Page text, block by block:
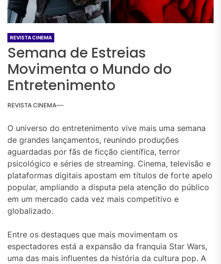
REVISTA CINEMA
Semana de Estreias
Movimenta o Mundo do
Entretenimento
REVISTA CINEMA
O universo do entretenimento vive mais uma semana
de grandes lançamentos, reunindo produções
aguardadas por fãs de ficção científica, terror
psicológico e séries de streaming. Cinema, televisão e
plataformas digitais apostam em títulos de forte apelo
popular, ampliando a disputa pela atenção do público
em um mercado cada vez mais competitivo e
globalizado.
Entre os destaques que mais movimentam os
espectadores está a expansão da franquia Star Wars,
uma das mais influentes da história da cultura pop. A